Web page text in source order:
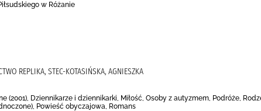
w Różanie
REPLIKA, STEC-KOTASIŃSKA, AGNIESZKA
(2001), Dziennikarze i dziennikarki, Miłość, Osoby z autyzmem, Podróże,
Powieść obyczajowa, Romans